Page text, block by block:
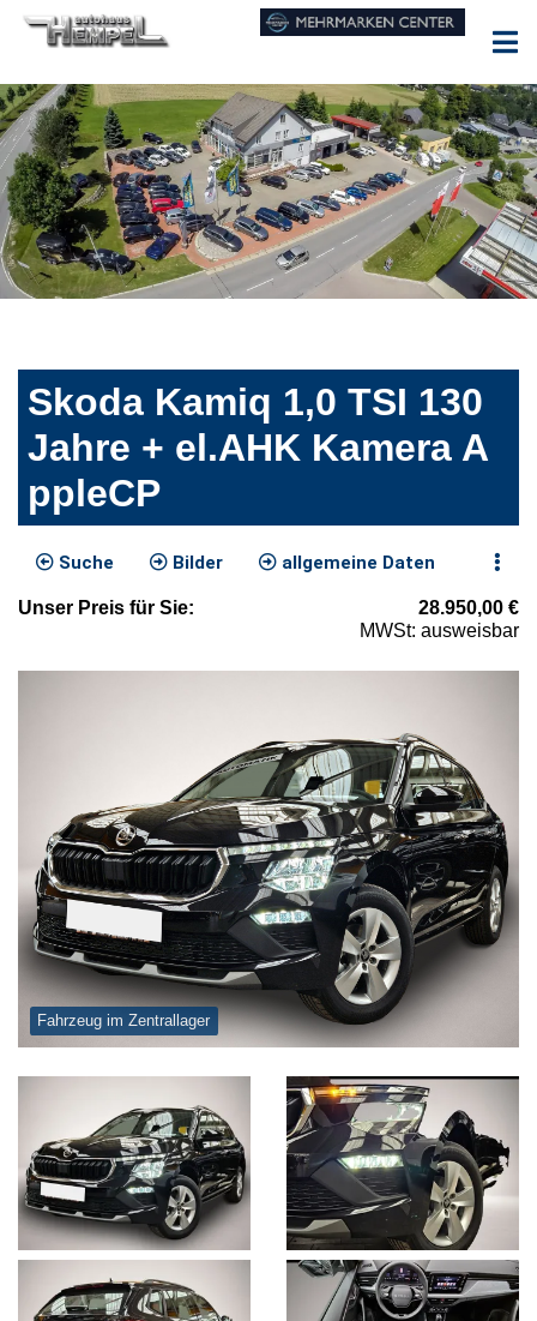
Skoda Kamiq 1,0 TSI 130
Jahre + el.AHK Kamera A
ppleCP
Suche Bilder allgemeine Daten
Unser Preis für Sie: 28.950,00 €
MWSt: ausweisbar
Fahrzeug im Zentrallager